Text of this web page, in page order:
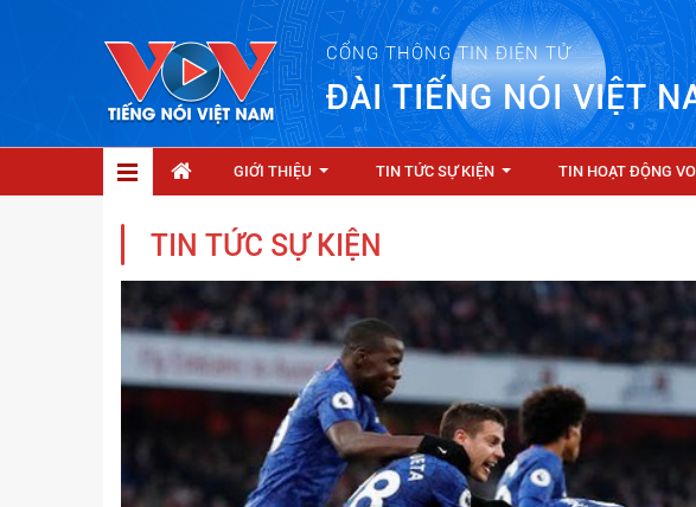
CỔNG THÔNG TIN ĐIỆN TỬ
ĐÀI TIẾNG NÓI VIỆT
GIỚI THIỆU TIN TỨC SỰ KIỆN TIN HOẠT ĐỘNG
TIN TỨC SỰ KIỆN